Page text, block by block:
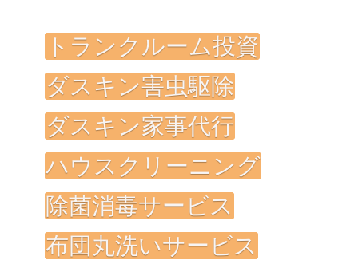
トランクルーム投資
ダスキン害虫駆除
ダスキン家事代行
ハウスクリーニング
除菌消毒サービス
布団丸洗いサービス